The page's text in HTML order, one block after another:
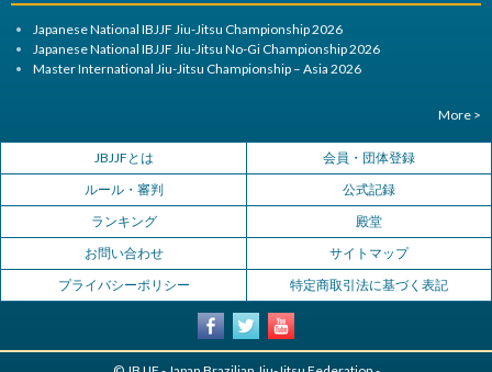
Japanese National IBJJF Jiu-Jitsu Championship 2026
Japanese National IBJJF Jiu-Jitsu No-Gi Championship 2026
Master International Jiu-Jitsu Championship – Asia 2026
More >
JBJJFとは
会員・団体登録
ルール・審判
公式記録
ランキング
殿堂
お問い合わせ
サイトマップ
プライバシーポリシー
特定商取引法に基づく表記